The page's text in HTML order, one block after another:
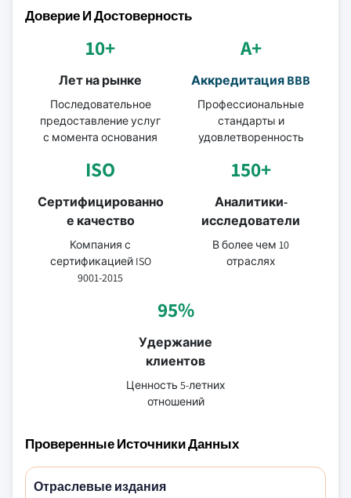
Доверие И Достоверность
10+
Лет на рынке
Последовательное
предоставление услуг
с момента основания
A+
Аккредитация BBB
Профессиональные
стандарты и
удовлетворенность
ISO
Сертифицированно
е качество
Компания с
сертификацией ISO
9001-2015
150+
Аналитики-
исследователи
В более чем 10
отраслях
95%
Удержание
клиентов
Ценность 5-летних
отношений
Проверенные Источники Данных
Отраслевые издания